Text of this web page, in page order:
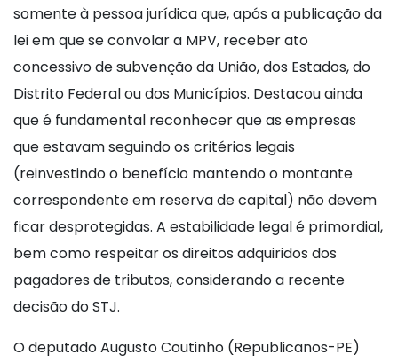
somente à pessoa jurídica que, após a publicação da
lei em que se convolar a MPV, receber ato
concessivo de subvenção da União, dos Estados, do
Distrito Federal ou dos Municípios. Destacou ainda
que é fundamental reconhecer que as empresas
que estavam seguindo os critérios legais
(reinvestindo o benefício mantendo o montante
correspondente em reserva de capital) não devem
ficar desprotegidas. A estabilidade legal é primordial,
bem como respeitar os direitos adquiridos dos
pagadores de tributos, considerando a recente
decisão do STJ.
O deputado Augusto Coutinho (Republicanos-PE)